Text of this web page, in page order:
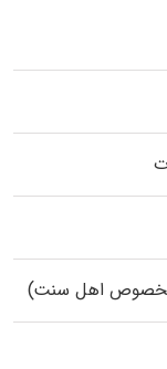
(مخصوص اهل سنت)